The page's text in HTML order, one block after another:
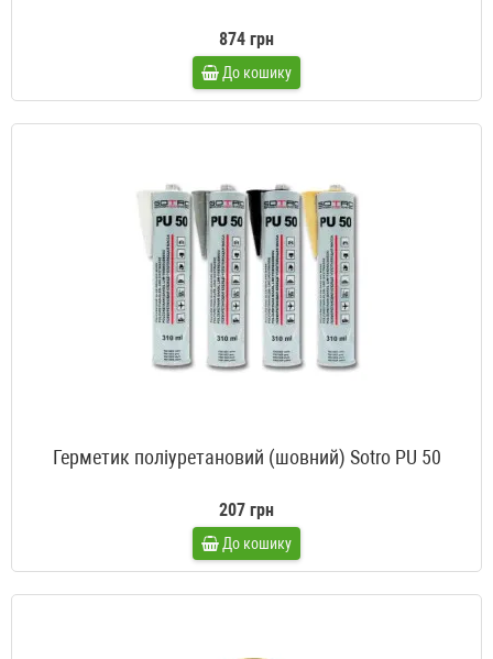
874 грн
До кошику
Герметик поліуретановий (шовний) Sotro PU 50
207 грн
До кошику